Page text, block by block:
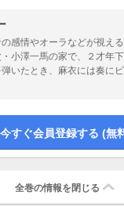
感情やオーラなどが視え
小澤一馬の家で、２才年
いたとき、麻衣には奏に
幼いながらも惹かれ合うが
した麻衣は一馬の家で奏と
かれ合い、駆け足で大人
今すぐ会員登録する (無
全巻の情報を 閉じる